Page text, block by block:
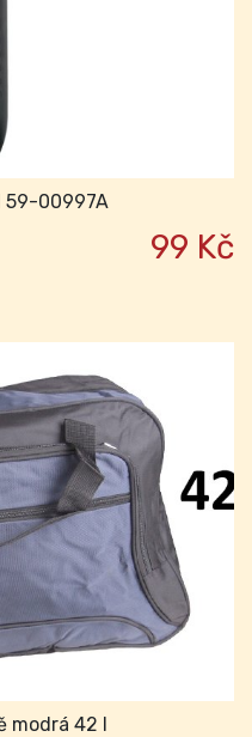
59-00997A
99 Kč
modrá 42 l